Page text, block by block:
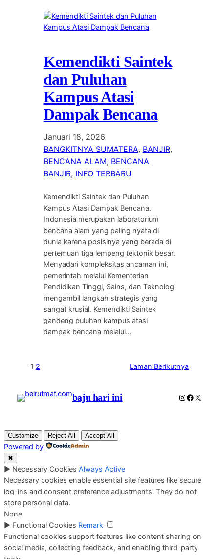
Kemendikti Saintek
dan Puluhan
Kampus Atasi
Dampak Bencana
Januari 18, 2026
BANGKITNYA SUMATERA, BANJIR
BENCANA ALAM, BENCANA
BANJIR, INFO TERBARU
Kemendikti Saintek dan Puluhan
Kampus Atasi Dampak Bencana.
Indonesia merupakan laboratorium
bencana alam yang paling nyata di
dunia karena posisinya yang berada di
pertemuan tiga lempeng tektonik besar.
Menyadari kompleksitas ancaman ini,
pemerintah melalui Kementerian
Pendidikan Tinggi, Sains, dan Teknologi
mengambil langkah strategis yang
sangat krusial. Kemendikti Saintek
gandeng puluhan kampus atasi
dampak bencana melalui…
1 2 Laman Berikutnya
baju hari ini Instagram
X
Customize Reject All Accept All
Powered by
✖
► Necessary Cookies Always Active
Necessary cookies enable essential site features like secure
log-ins and consent preference adjustments. They do not
store personal data.
None
► Functional Cookies Remark
Functional cookies support features like content sharing on
social media, collecting feedback, and enabling third-party